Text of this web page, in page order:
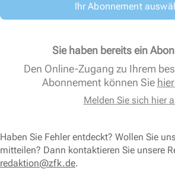
Ihr Abonnement
Sie haben bereits ein
Den Online-Zugang zu Ihrem
Abonnement können Sie
Melden Sie sich hier
Haben Sie Fehler entdeckt? Wollen Sie
mitteilen? Dann kontaktieren Sie unsere
redaktion@zfk.de.